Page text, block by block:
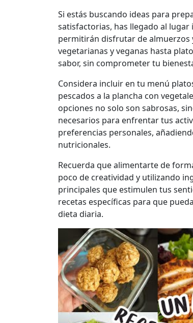
Si estás buscando ideas para
satisfactorias, has llegado al
permitirán disfrutar de almuerzos
vegetarianas y veganas hasta
sabor, sin comprometer tu
Considera incluir en tu menú
pescados a la plancha con
opciones no solo son sabrosas,
necesarios para enfrentar tus
preferencias personales,
nutricionales.
Recuerda que alimentarte de
poco de creatividad y utilizando
principales que estimulen tus
recetas específicas para que
dieta diaria.